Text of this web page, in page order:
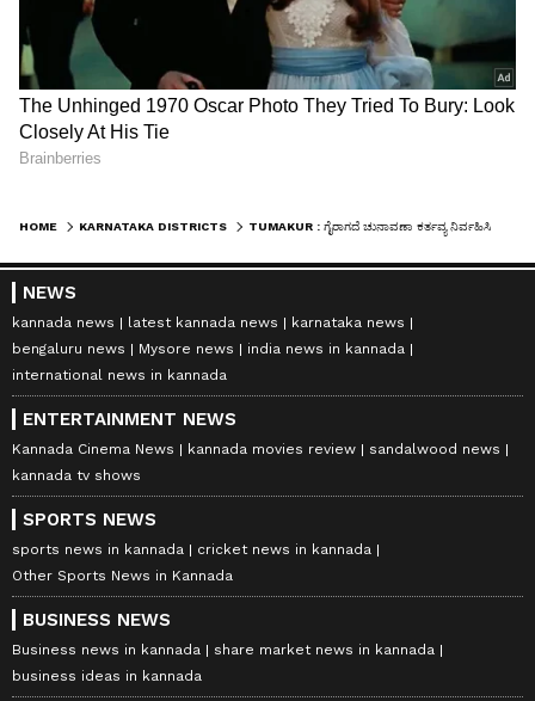
HOME KARNATAKA DISTRICTS
NEWS
kannada news latest kannada news
karnataka news
bengaluru news
Mysore news
india news in kannada
international news in kannada
ENTERTAINMENT NEWS
Kannada Cinema News kannada movies review
sandalwood news
kannada tv shows
SPORTS NEWS
sports news in kannada
cricket news in kannada
Other Sports News in Kannada
BUSINESS NEWS
Business news in kannada
share market news in kannada
business ideas in kannada